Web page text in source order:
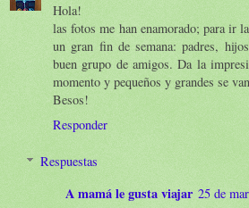
Hola!
las fotos me han enamorado; para ir
un gran fin de semana: padres,
buen grupo de amigos. Da la
momento y pequeños y grandes se
Besos!
Responder
Respuestas
A mamá le gusta viajar 25 de